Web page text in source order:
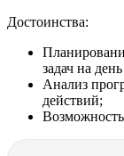
Достоинства:
задач на
Анализ
действий;